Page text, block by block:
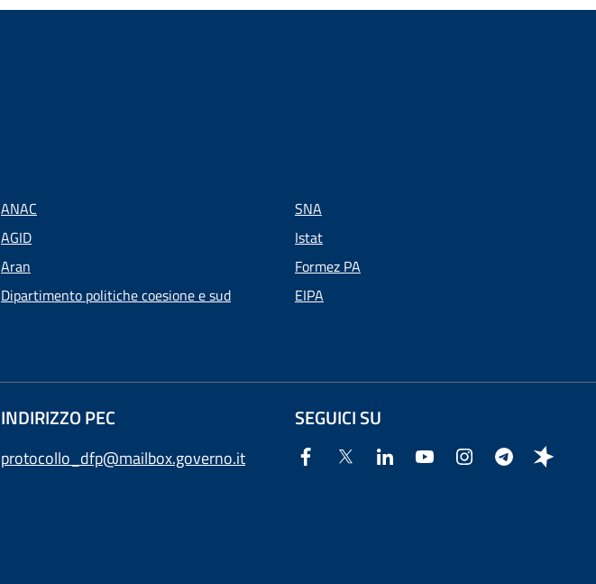
ANAC
AGID
Aran
Dipartimento politiche coesione e sud
SNA
Istat
Formez PA
EIPA
INDIRIZZO PEC
protocollo_dfp@mailbox.governo.it
SEGUICI SU